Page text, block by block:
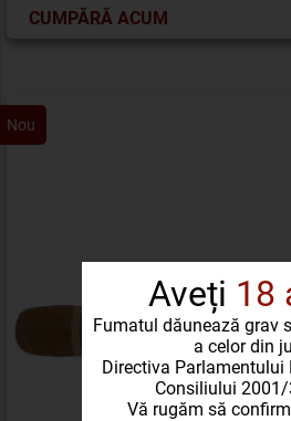
Aveți 18
Fumatul dăunează grav
a celor din
Directiva Parlamentului
Consiliului 2001/
Vă rugăm să
CUMPĂRĂ ACUM
Nou